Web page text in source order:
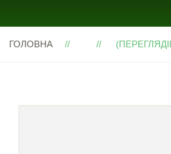
ГОЛОВНА